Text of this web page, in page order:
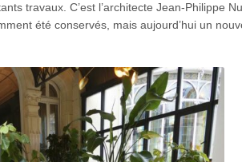
travaux. C’est l’architecte Jean-Philippe
été conservés, mais aujourd’hui un